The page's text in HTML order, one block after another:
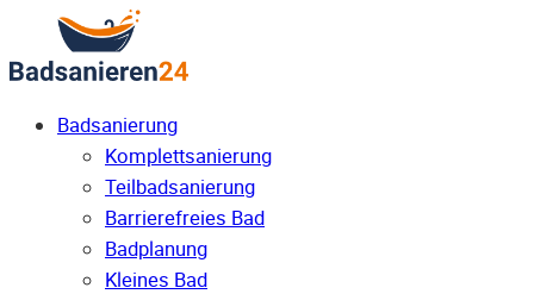
Badsanierung
Komplettsanierung
Teilbadsanierung
Barrierefreies Bad
Badplanung
Kleines Bad